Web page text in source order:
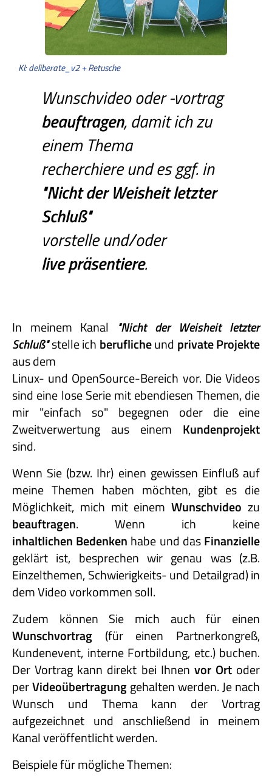
KI: deliberate_v2 + Retusche
Wunschvideo oder -vortrag
beauftragen, damit ich zu
einem Thema
recherchiere und es ggf. in
"Nichtder Weisheitletzter
Schluß"
vorstelle und/oder
live präsentiere.
In meinem Kanal "Nicht der Weisheit letzter
Schluß"stelle ich beruflicheund privateProjekte
aus dem
Linux- und OpenSource-Bereich vor. Die Videos
sind eine lose Serie mit ebendiesen Themen, die
mir "einfach so" begegnen oder die eine
Zweitverwertung aus einem Kundenprojekt
sind.
Wenn Sie (bzw. Ihr) einen gewissen Einfluß auf
meine Themen haben möchten, gibt es die
Möglichkeit, mich mit einemWunschvideo zu
beauftragen. Wenn ich keine
inhaltlichen Bedenken habe und dasFinanzielle
geklärt ist, besprechen wir genau was (z.B.
Einzelthemen, Schwierigkeits- und Detailgrad) in
dem Video vorkommen soll.
Zudem können Sie mich auch für einen
Wunschvortrag (für einen Partnerkongreß,
Kundenevent, interne Fortbildung, etc.) buchen.
Der Vortrag kann direkt bei Ihnen vor Ortoder
perVideoübertragunggehalten werden. Je nach
Wunsch und Thema kann der Vortrag
aufgezeichnet und anschließend in meinem
Kanal veröffentlicht werden.
Beispiele für mögliche Themen: